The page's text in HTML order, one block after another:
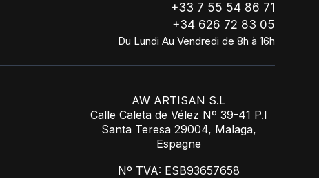
+33 7 55 54 86 71
+34 626 72 83 05
Du Lundi Au Vendredi de 8h à 16h
AW ARTISAN S.L
Calle Caleta de Vélez Nº 39-41 P.I
Santa Teresa 29004, Malaga,
Espagne
Nº TVA: ESB93657658